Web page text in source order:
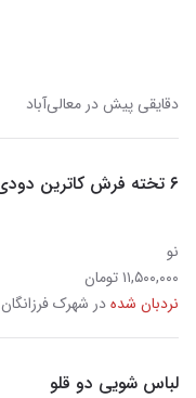
دقایقی پیش در معالی‌آباد
۶ تخته فرش کاترین دودی عمده
نو
۱۱,۵۰۰,۰۰۰ تومان
نردبان شدهدر شهرک فرزانگان
لباس شویی دو قلو